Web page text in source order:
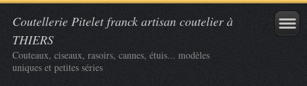
Coutellerie Pitelet franck artisan coutelier à
THIERS
Couteaux, ciseaux, rasoirs, cannes, étuis... modèles
uniques et petites séries